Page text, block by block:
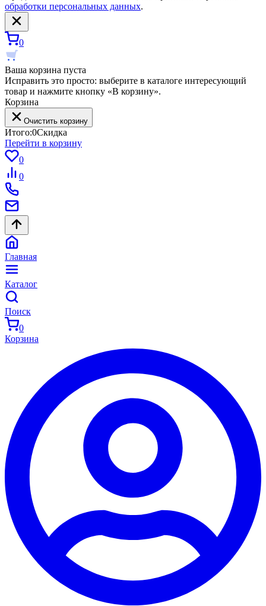
обработки персональных данных.
0
Ваша корзина пуста
Исправить это просто: выберите в каталоге интересующий
товар и нажмите кнопку «В корзину».
Корзина
Очистить корзину
Итого:0Скидка
Перейти в корзину
0
0
Главная
Каталог
Поиск
0
Корзина